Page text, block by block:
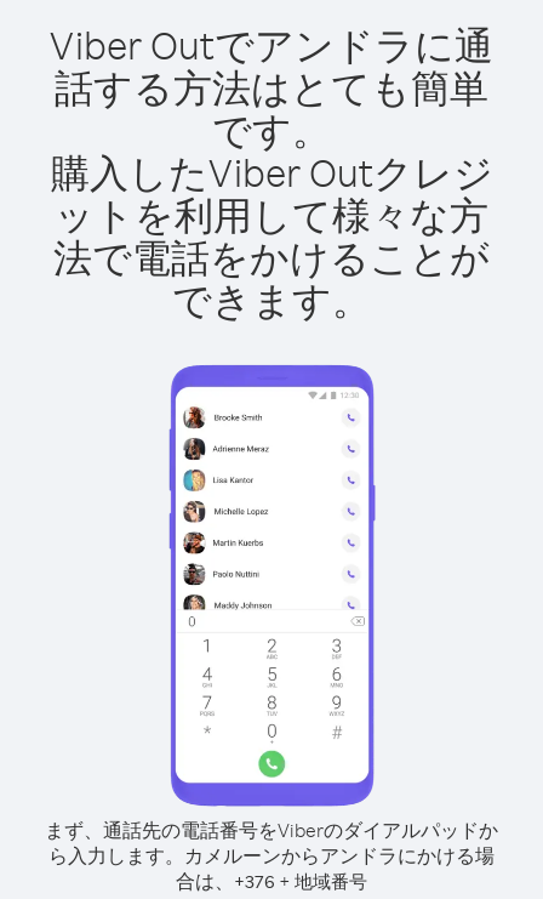
Viber Outでアンドラに通
話する方法はとても簡単
です。
購入したViber Outクレジ
ットを利用して様々な方
法で電話をかけることが
できます。
まず、通話先の電話番号をViberのダイアルパッドか
ら入力します。 カメルーンからアンドラにかける場
合は、 +376 + 地域番号